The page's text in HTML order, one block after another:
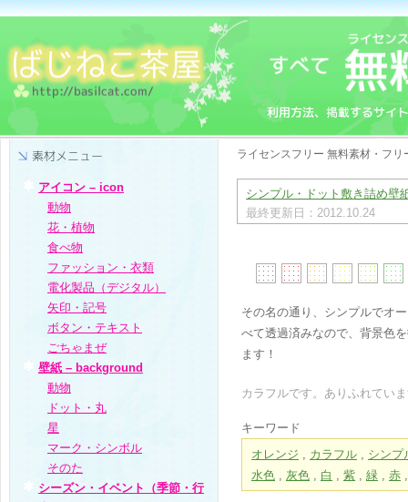
ライセンスフリー 無料素材・フ
シンプル・ドット敷き詰め壁
最終更新日：2012.10.24
その名の通り、シンプルでオ
べて透過済みなので、背景色
ます！
カラフルです。ありふれてい
キーワード
オレンジ , カラフル , シンプ
水色 , 灰色 , 白 , 紫 , 緑 , 赤
アイコン – icon
動物
花・植物
食べ物
ファッション・衣類
電化製品（デジタル）
矢印・記号
ボタン・テキスト
ごちゃまぜ
壁紙 – background
動物
ドット・丸
星
マーク・シンボル
そのた
シーズン・イベント（季節・行